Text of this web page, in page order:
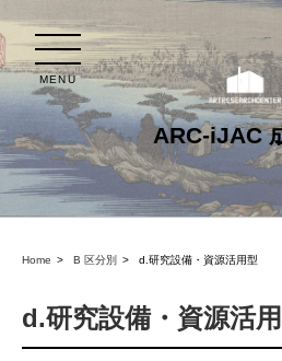
ARC-iJAC
MENU
Home B 区分別 d.研究設備・資源活用型
d.研究設備・資源活